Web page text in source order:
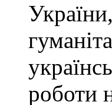
роботи